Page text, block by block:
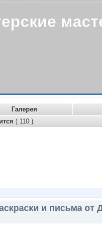
Галерея
( 110 )
и письма от